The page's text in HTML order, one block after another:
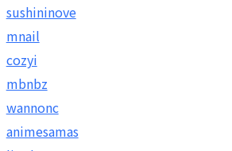
sushininove
mnail
cozyi
mbnbz
wannonc
animesamas